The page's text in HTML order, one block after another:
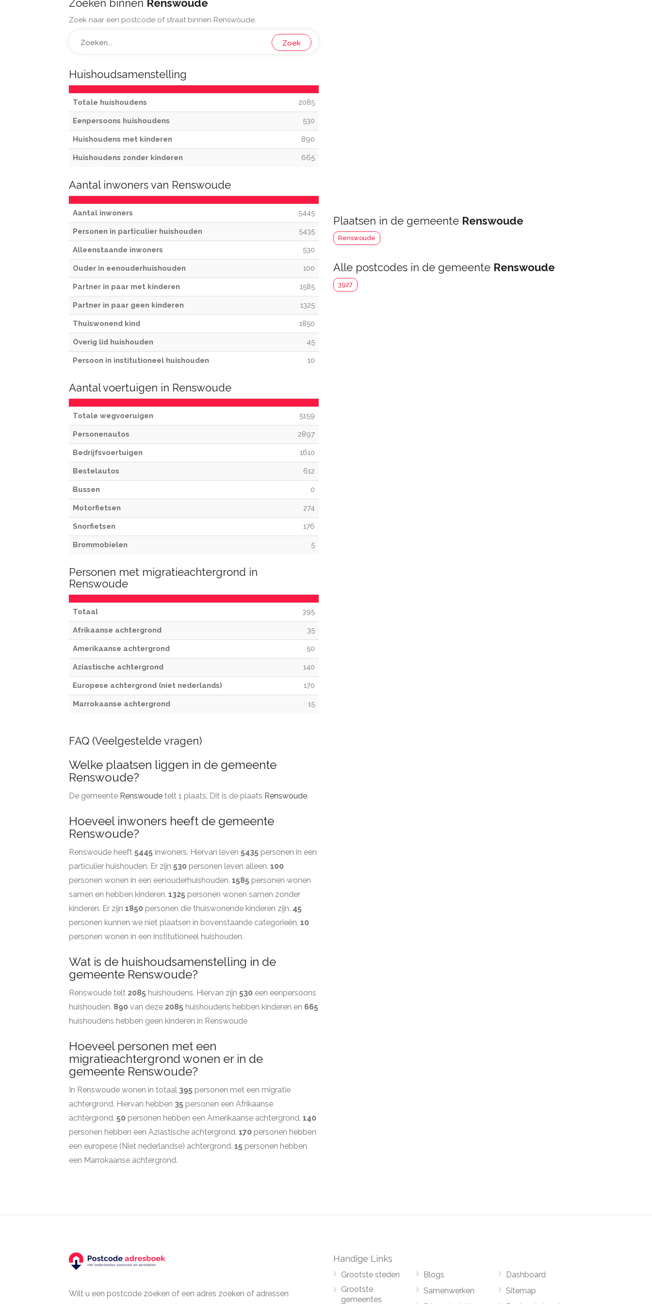
Zoeken binnen Renswoude
Zoek naar een postcode of straat binnen Renswoude:
Zoek
Huishoudsamenstelling
Totale huishoudens 2085
Eenpersoons huishoudens 530
Huishoudens met kinderen 890
Huishoudens zonder kinderen 665
Aantal inwoners van Renswoude
Aantal inwoners 5445
Personen in particulier huishouden 5435
Alleenstaande inwoners 530
Ouder in eenouderhuishouden 100
Partner in paar met kinderen 1585
Partner in paar geen kinderen 1325
Thuiswonend kind 1850
Overig lid huishouden 45
Persoon in institutioneel huishouden 10
Aantal voertuigen in Renswoude
Totale wegvoeruigen 5159
Personenautos 2897
Bedrijfsvoertuigen 1610
Bestelautos 612
Bussen 0
Motorfietsen 274
Snorfietsen 176
Brommobielen 5
Personen met migratieachtergrond in
Renswoude
Totaal 395
Afrikaanse achtergrond 35
Amerikaanse achtergrond 50
Aziastische achtergrond 140
Europese achtergrond (niet nederlands) 170
Marrokaanse achtergrond 15
Plaatsen in de gemeente Renswoude
Renswoude
Alle postcodes in de gemeente Renswoude
3927
FAQ (Veelgestelde vragen)
Welke plaatsen liggen in de gemeente
Renswoude?
De gemeente Renswoude telt 1 plaats. Dit is de plaats Renswoude.
Hoeveel inwoners heeft de gemeente
Renswoude?
Renswoude heeft 5445 inwoners. Hiervan leven 5435 personen in een
particulier huishouden. Er zijn 530 personen leven alleen. 100
personen wonen in een eenouderhuishouden. 1585 personen wonen
samen en hebben kinderen. 1325 personen wonen samen zonder
kinderen. Er zijn 1850 personen die thuiswonende kinderen zijn. 45
personen kunnen we niet plaatsen in bovenstaande categorieën. 10
personen wonen in een institutioneel huishouden.
Wat is de huishoudsamenstelling in de
gemeente Renswoude?
Renswoude telt 2085 huishoudens. Hiervan zijn 530 een eenpersoons
huishouden. 890 van deze 2085 huishoudens hebben kinderen en 665
huishoudens hebben geen kinderen in Renswoude
Hoeveel personen met een
migratieachtergrond wonen er in de
gemeente Renswoude?
In Renswoude wonen in totaal 395 personen met een migratie
achtergrond. Hiervan hebben 35 personen een Afrikaanse
achtergrond. 50 personen hebben een Amerikaanse achtergrond. 140
personen hebben een Aziastische achtergrond. 170 personen hebben
een europese (Niet nederlandse) achtergrond. 15 personen hebben
een Marrokaanse achtergrond.
Wilt u een postcode zoeken of een adres zoeken of adressen
Handige Links
Grootste steden
Grootste
gemeentes
Blogs
Samenwerken
Dashboard
Sitemap